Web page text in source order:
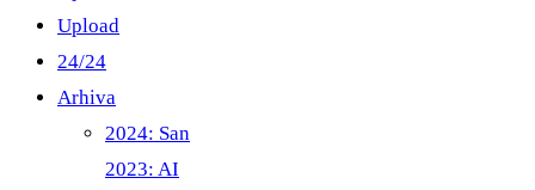
Upload
24/24
Arhiva
2024: San
2023: AI